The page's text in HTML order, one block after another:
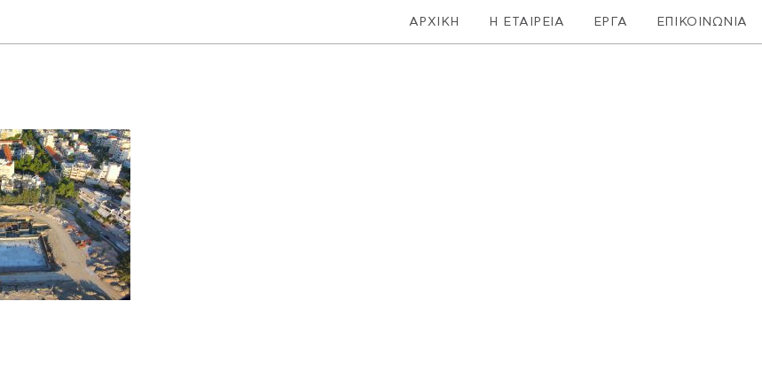
ΑΡΧΙΚΗ Η ΕΤΑΙΡΕΙΑ ΕΡΓΑ ΕΠΙΚΟΙΝΩΝΙΑ